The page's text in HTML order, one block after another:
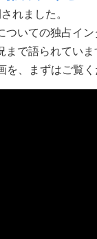
れました。
ついての独占イ
で語られていま
、まずはご覧く